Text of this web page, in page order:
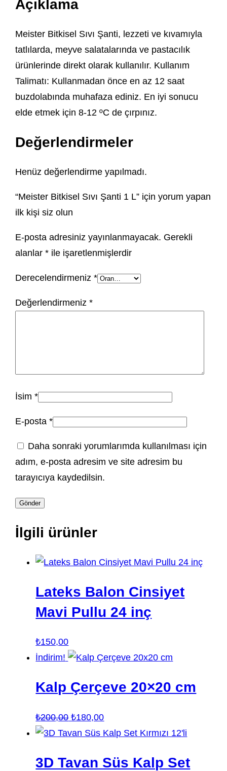
Açıklama
Meister Bitkisel Sıvı Şanti, lezzeti ve kıvamıyla
tatlılarda, meyve salatalarında ve pastacılık
ürünlerinde direkt olarak kullanılır. Kullanım
Talimatı: Kullanmadan önce en az 12 saat
buzdolabında muhafaza ediniz. En iyi sonucu
elde etmek için 8-12 ºC de çırpınız.
Değerlendirmeler
Henüz değerlendirme yapılmadı.
“Meister Bitkisel Sıvı Şanti 1 L” için yorum yapan
ilk kişi siz olun
E-posta adresiniz yayınlanmayacak. Gerekli
alanlar* ile işaretlenmişlerdir
Derecelendirmeniz*
Değerlendirmeniz*
İsim*
E-posta*
Daha sonraki yorumlarımda kullanılması için
adım, e-posta adresim ve site adresim bu
tarayıcıya kaydedilsin.
İlgili ürünler
Lateks Balon Cinsiyet
Mavi Pullu 24 inç
₺150,00
İndirim!
Kalp Çerçeve 20×20 cm
₺200,00 Orijinal
fiyat:
₺180,00Şu
andaki
₺180,00.
3D Tavan Süs Kalp Set